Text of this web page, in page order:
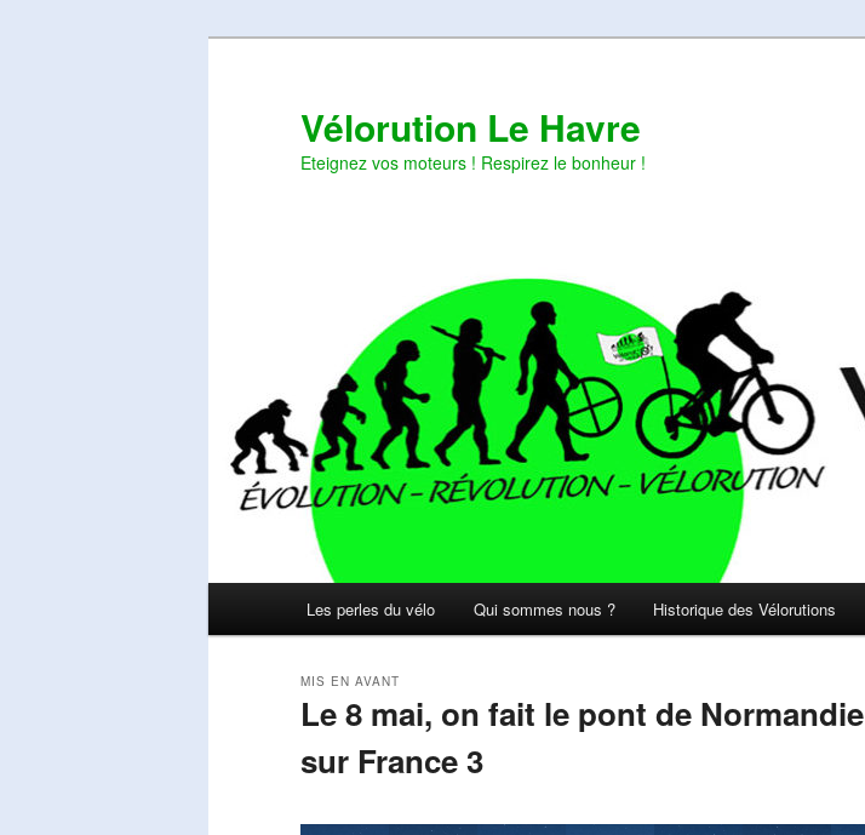
Vélorution Le Havre
Eteignez vos moteurs ! Respirez le bonheur !
Les perles du vélo Qui sommes nous ? Historique des Vélorutions
Le 8 mai, on fait le pont de Normandie
sur France 3
MIS EN AVANT